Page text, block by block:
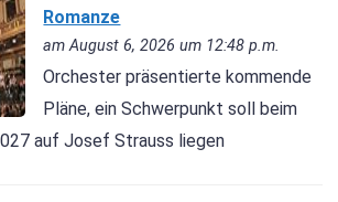
Romanze
am August 6, 2026 um 12:48 p.m.
Orchester präsentierte kommende
Pläne, ein Schwerpunkt soll beim
auf Josef Strauss liegen